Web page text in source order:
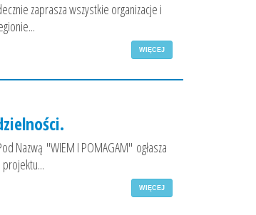
zaprasza wszystkie organizacje i
WIĘCEJ
Nazwą "WIEM I POMAGAM" ogłasza
WIĘCEJ